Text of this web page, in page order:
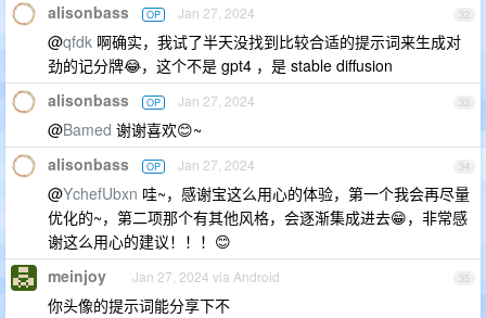
32
alisonbass OP Jan 27, 2024
@qfdk 啊确实，我试了半天没找到比较合适的提示词来生成对
劲的记分牌😂，这个不是 gpt4 ，是 stable diffusion
33
alisonbass OP Jan 27, 2024
@Bamed 谢谢喜欢😊~
34
alisonbass OP Jan 27, 2024
@YchefUbxn 哇~，感谢宝这么用心的体验，第一个我会再尽量
优化的~，第二项那个有其他风格，会逐渐集成进去😁，非常感
谢这么用心的建议！！！😊
35
meinjoy Jan 27, 2024 via Android
你头像的提示词能分享下不